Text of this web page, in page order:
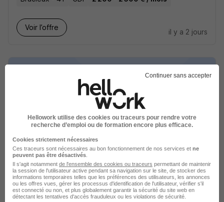
Voir l’offre
il y a 2 jours
Alternant Comptable H/F
Senior Aerospace Ermeto
Fossé - 41 Alternance
Voir l’offre
il y a 8 jours
Continuer sans accepter
Hellowork utilise des cookies ou traceurs pour rendre votre
recherche d’emploi ou de formation encore plus efficace.
Cookies strictement nécessaires
Ces traceurs sont nécessaires au bon fonctionnement de nos services et ne
peuvent pas être désactivés
Il s'agit notamment de l'ensemble des cookies ou traceurs permettant de maintenir
la session de l'utilisateur active pendant sa navigation sur le site, de stocker des
informations temporaires telles que les préférences des utilisateurs, les annonces
ou les offres vues, gérer les processus d'identification de l'utilisateur, vérifier s'il
est connecté ou non, et plus globalement garantir la sécurité du site web en
détectant les tentatives d'accès frauduleux ou les violations de sécurité.